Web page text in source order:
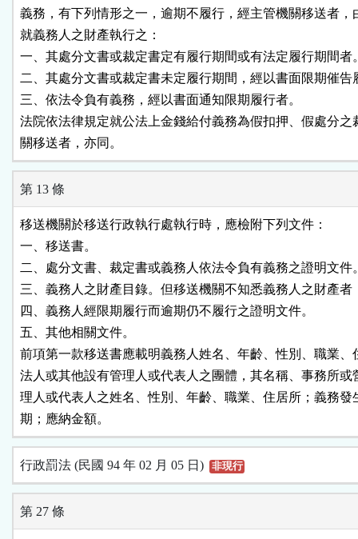
義務，有下列情形之一，逾期不履行，經主管機關移送者，
就義務人之財產執行之：
一、其處分文書或裁定書定有履行期間或有法定履行期間者
二、其處分文書或裁定書未定履行期間，經以書面限期催告
三、依法令負有義務，經以書面通知限期履行者。
法院依法律規定就公法上金錢給付義務為假扣押、假處分之
第 13 條
移送機關於移送行政執行處執行時，應檢附下列文件：
一、移送書。
二、處分文書、裁定書或義務人依法令負有義務之證明文件
三、義務人之財產目錄。但移送機關不知悉義務人之財產者
四、義務人經限期履行而逾期仍不履行之證明文件。
五、其他相關文件。
前項第一款移送書應載明義務人姓名、年齡、性別、職業、
法人或其他設有管理人或代表人之團體，其名稱、事務所或
理人或代表人之姓名、性別、年齡、職業、住居所；義務發
行政罰法 (民國 94 年 02 月 05 日) 非現行
第 27 條